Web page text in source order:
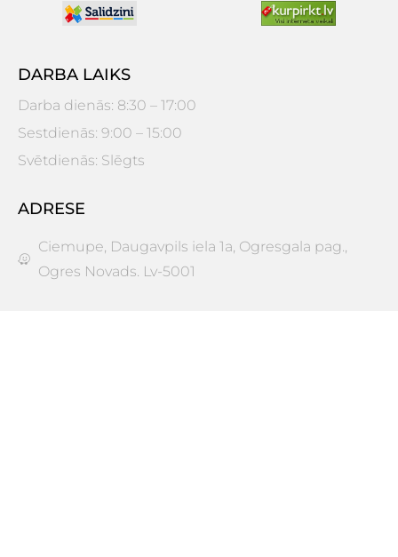
DARBA LAIKS
Darba dienās: 8:30 – 17:00
Sestdienās: 9:00 – 15:00
Svētdienās: Slēgts
ADRESE
Ciemupe, Daugavpils iela 1a, Ogresgala pag.,
Ogres Novads. Lv-5001